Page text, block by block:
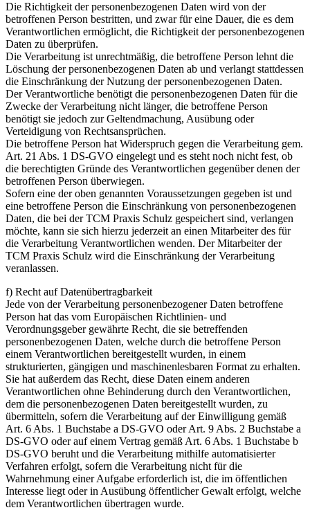
Die Richtigkeit der personenbezogenen Daten wird von der
betroffenen Person bestritten, und zwar für eine Dauer, die es dem
Verantwortlichen ermöglicht, die Richtigkeit der personenbezogenen
Daten zu überprüfen.
Die Verarbeitung ist unrechtmäßig, die betroffene Person lehnt die
Löschung der personenbezogenen Daten ab und verlangt stattdessen
die Einschränkung der Nutzung der personenbezogenen Daten.
Der Verantwortliche benötigt die personenbezogenen Daten für die
Zwecke der Verarbeitung nicht länger, die betroffene Person
benötigt sie jedoch zur Geltendmachung, Ausübung oder
Verteidigung von Rechtsansprüchen.
Die betroffene Person hat Widerspruch gegen die Verarbeitung gem.
Art. 21 Abs. 1 DS-GVO eingelegt und es steht noch nicht fest, ob
die berechtigten Gründe des Verantwortlichen gegenüber denen der
betroffenen Person überwiegen.
Sofern eine der oben genannten Voraussetzungen gegeben ist und
eine betroffene Person die Einschränkung von personenbezogenen
Daten, die bei der TCM Praxis Schulz gespeichert sind, verlangen
möchte, kann sie sich hierzu jederzeit an einen Mitarbeiter des für
die Verarbeitung Verantwortlichen wenden. Der Mitarbeiter der
TCM Praxis Schulz wird die Einschränkung der Verarbeitung
veranlassen.
f) Recht auf Datenübertragbarkeit
Jede von der Verarbeitung personenbezogener Daten betroffene
Person hat das vom Europäischen Richtlinien- und
Verordnungsgeber gewährte Recht, die sie betreffenden
personenbezogenen Daten, welche durch die betroffene Person
einem Verantwortlichen bereitgestellt wurden, in einem
strukturierten, gängigen und maschinenlesbaren Format zu erhalten.
Sie hat außerdem das Recht, diese Daten einem anderen
Verantwortlichen ohne Behinderung durch den Verantwortlichen,
dem die personenbezogenen Daten bereitgestellt wurden, zu
übermitteln, sofern die Verarbeitung auf der Einwilligung gemäß
Art. 6 Abs. 1 Buchstabe a DS-GVO oder Art. 9 Abs. 2 Buchstabe a
DS-GVO oder auf einem Vertrag gemäß Art. 6 Abs. 1 Buchstabe b
DS-GVO beruht und die Verarbeitung mithilfe automatisierter
Verfahren erfolgt, sofern die Verarbeitung nicht für die
Wahrnehmung einer Aufgabe erforderlich ist, die im öffentlichen
Interesse liegt oder in Ausübung öffentlicher Gewalt erfolgt, welche
dem Verantwortlichen übertragen wurde.